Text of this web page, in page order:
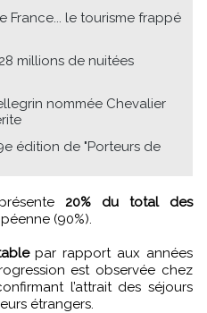
France... le tourisme frappé
millions de nuitées
nommée Chevalier
édition de "Porteurs de
20% du total des
(90%).
par rapport aux années
est observée chez
l’attrait des séjours
étrangers.